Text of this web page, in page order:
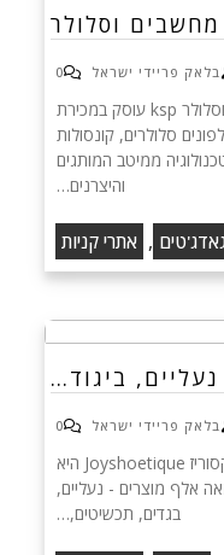
בלאק פריידי ישראל 0
KSP מחשבים וסלולר ksp עוסק במכירת
סלולרים, קונסולות
ממיטב המותגים
והיצרנים…
, אתרי קניות
בלאק פריידי ישראל 0
Joyshoetique - נעליים, ביגוד ואקקסוריז Joyshoetique היא
אלף מוצרים - נעליים,
בגדים, תכשיטים,…